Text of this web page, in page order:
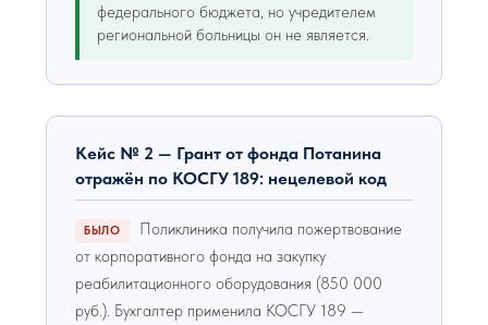
федерального бюджета, но учредителем
региональной больницы он не является.
Кейс № 2 — Грант от фонда Потанина
отражён по КОСГУ 189: нецелевой код
БЫЛО
Поликлиника получила пожертвование
от корпоративного фонда на закупку
реабилитационного оборудования (850 000
руб.). Бухгалтер применила КОСГУ 189 —